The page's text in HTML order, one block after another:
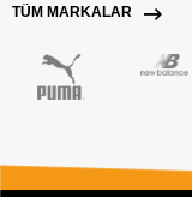
TÜM MARKALAR